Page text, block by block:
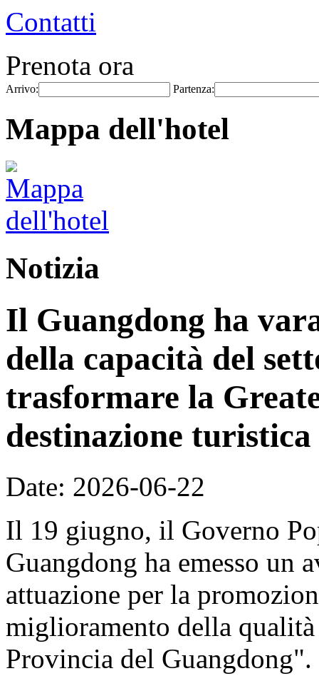
Contatti
Prenota ora
Arrivo: Partenza:
Mappa dell'hotel
Notizia
Il Guangdong ha
della capacità del
trasformare la
destinazione
Date: 2026-06-22
Il 19 giugno, il Governo
Guangdong ha emesso un
attuazione per la
miglioramento della
Provincia del Guangdong".